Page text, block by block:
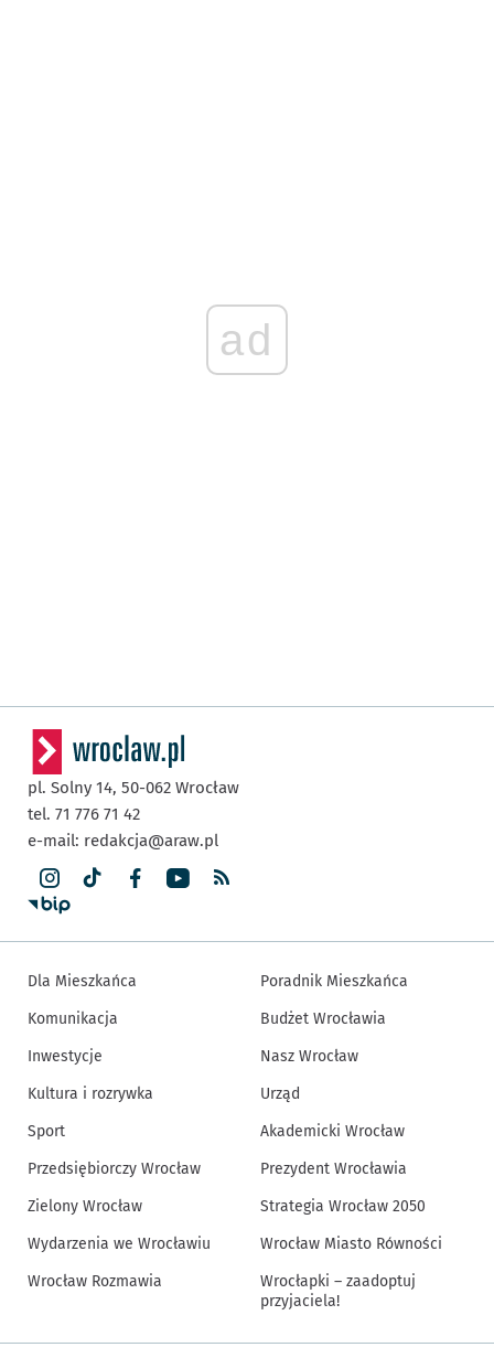
ad
pl. Solny 14, 50-062 Wrocław
tel. 71 776 71 42
e-mail: redakcja@araw.pl
Dla Mieszkańca
Komunikacja
Inwestycje
Kultura i rozrywka
Sport
Przedsiębiorczy Wrocław
Zielony Wrocław
Wydarzenia we Wrocławiu
Wrocław Rozmawia
Poradnik Mieszkańca
Budżet Wrocławia
Nasz Wrocław
Urząd
Akademicki Wrocław
Prezydent Wrocławia
Strategia Wrocław 2050
Wrocław Miasto Równości
Wrocłapki – zaadoptuj
przyjaciela!